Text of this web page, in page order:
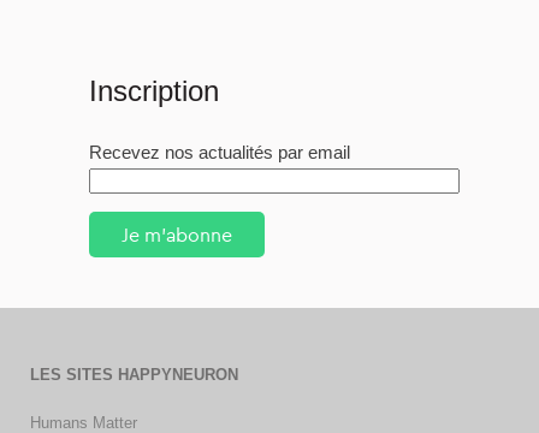
Inscription
Recevez nos actualités par email
Je m'abonne
LES SITES HAPPYNEURON
Humans Matter